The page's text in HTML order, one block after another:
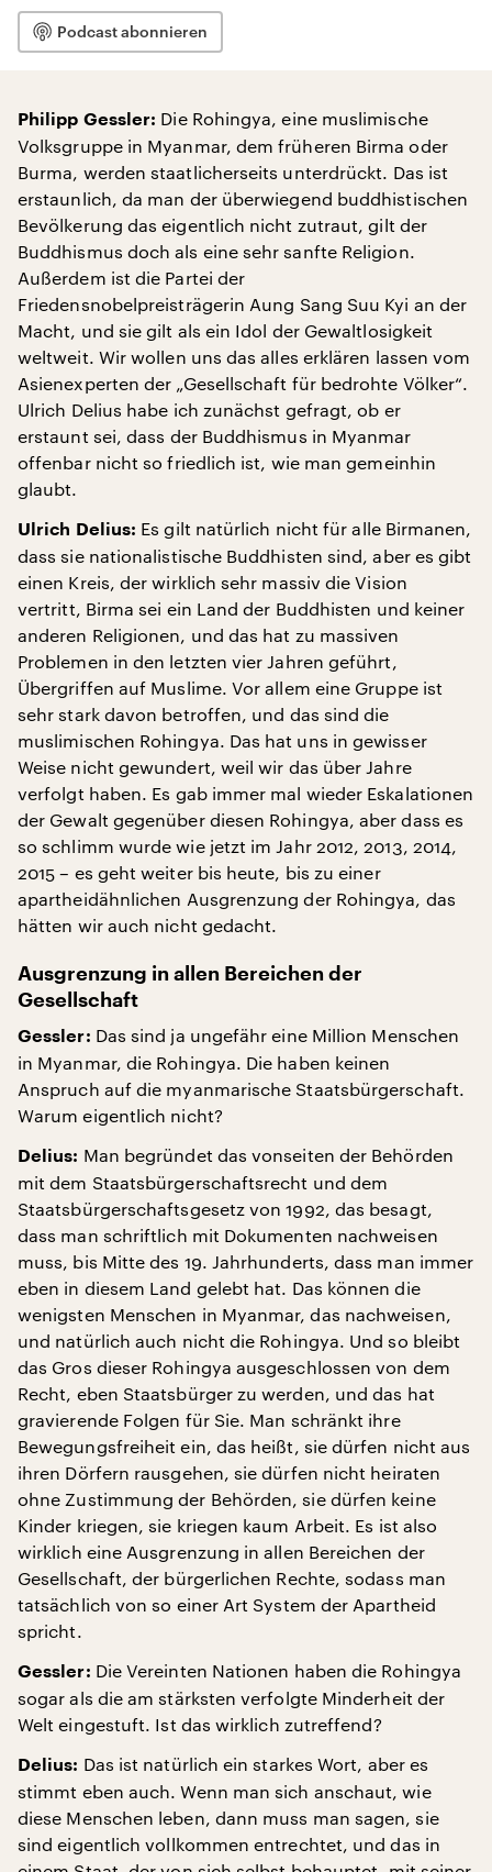
Podcast abonnieren
Philipp Gessler: Die Rohingya, eine muslimische
Volksgruppe in Myanmar, dem früheren Birma oder
Burma, werden staatlicherseits unterdrückt. Das ist
erstaunlich, da man der überwiegend buddhistischen
Bevölkerung das eigentlich nicht zutraut, gilt der
Buddhismus doch als eine sehr sanfte Religion.
Außerdem ist die Partei der
Friedensnobelpreisträgerin Aung Sang Suu Kyi an der
Macht, und sie gilt als ein Idol der Gewaltlosigkeit
weltweit. Wir wollen uns das alles erklären lassen vom
Asienexperten der „Gesellschaft für bedrohte Völker“.
Ulrich Delius habe ich zunächst gefragt, ob er
erstaunt sei, dass der Buddhismus in Myanmar
offenbar nicht so friedlich ist, wie man gemeinhin
glaubt.
Ulrich Delius: Es gilt natürlich nicht für alle Birmanen,
dass sie nationalistische Buddhisten sind, aber es gibt
einen Kreis, der wirklich sehr massiv die Vision
vertritt, Birma sei ein Land der Buddhisten und keiner
anderen Religionen, und das hat zu massiven
Problemen in den letzten vier Jahren geführt,
Übergriffen auf Muslime. Vor allem eine Gruppe ist
sehr stark davon betroffen, und das sind die
muslimischen Rohingya. Das hat uns in gewisser
Weise nicht gewundert, weil wir das über Jahre
verfolgt haben. Es gab immer mal wieder Eskalationen
der Gewalt gegenüber diesen Rohingya, aber dass es
so schlimm wurde wie jetzt im Jahr 2012, 2013, 2014,
2015 – es geht weiter bis heute, bis zu einer
apartheidähnlichen Ausgrenzung der Rohingya, das
hätten wir auch nicht gedacht.
Ausgrenzung in allen Bereichen der
Gesellschaft
Gessler: Das sind ja ungefähr eine Million Menschen
in Myanmar, die Rohingya. Die haben keinen
Anspruch auf die myanmarische Staatsbürgerschaft.
Warum eigentlich nicht?
Delius: Man begründet das vonseiten der Behörden
mit dem Staatsbürgerschaftsrecht und dem
Staatsbürgerschaftsgesetz von 1992, das besagt,
dass man schriftlich mit Dokumenten nachweisen
muss, bis Mitte des 19. Jahrhunderts, dass man immer
eben in diesem Land gelebt hat. Das können die
wenigsten Menschen in Myanmar, das nachweisen,
und natürlich auch nicht die Rohingya. Und so bleibt
das Gros dieser Rohingya ausgeschlossen von dem
Recht, eben Staatsbürger zu werden, und das hat
gravierende Folgen für Sie. Man schränkt ihre
Bewegungsfreiheit ein, das heißt, sie dürfen nicht aus
ihren Dörfern rausgehen, sie dürfen nicht heiraten
ohne Zustimmung der Behörden, sie dürfen keine
Kinder kriegen, sie kriegen kaum Arbeit. Es ist also
wirklich eine Ausgrenzung in allen Bereichen der
Gesellschaft, der bürgerlichen Rechte, sodass man
tatsächlich von so einer Art System der Apartheid
spricht.
Gessler: Die Vereinten Nationen haben die Rohingya
sogar als die am stärksten verfolgte Minderheit der
Welt eingestuft. Ist das wirklich zutreffend?
Delius: Das ist natürlich ein starkes Wort, aber es
stimmt eben auch. Wenn man sich anschaut, wie
diese Menschen leben, dann muss man sagen, sie
sind eigentlich vollkommen entrechtet, und das in